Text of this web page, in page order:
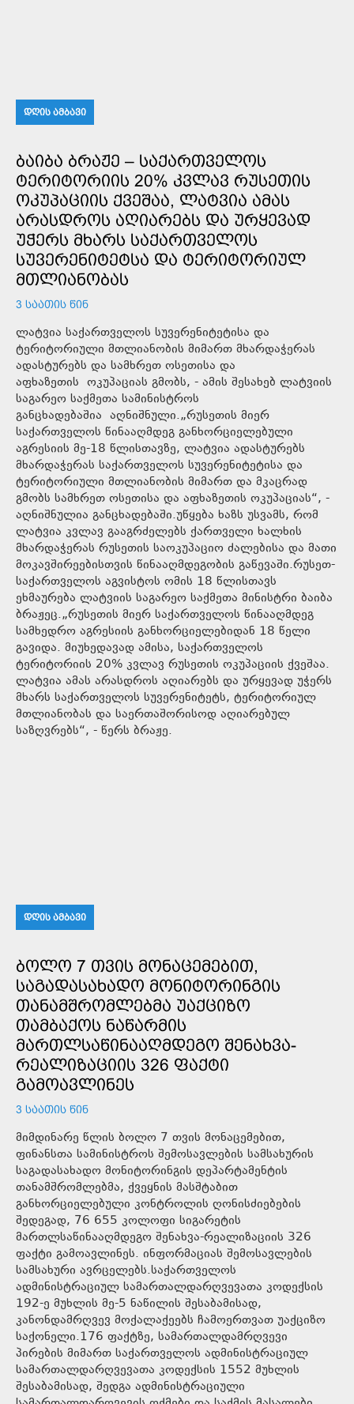
ᲓᲦᲘᲡ ᲐᲛᲑᲐᲕᲘ
ᲑᲐᲘᲑᲐ ᲑᲠᲐᲟᲔ – ᲡᲐᲥᲐᲠᲗᲕᲔᲚᲝᲡ
ᲢᲔᲠᲘᲢᲝᲠᲘᲘᲡ 20% ᲙᲕᲚᲐᲕ ᲠᲣᲡᲔᲗᲘᲡ
ᲝᲙᲣᲞᲐᲪᲘᲘᲡ ᲥᲕᲔᲨᲐᲐ, ᲚᲐᲢᲕᲘᲐ ᲐᲛᲐᲡ
ᲐᲠᲐᲡᲓᲠᲝᲡ ᲐᲦᲘᲐᲠᲔᲑᲡ ᲓᲐ ᲣᲠᲧᲔᲕᲐᲓ
ᲣᲭᲔᲠᲡ ᲛᲮᲐᲠᲡ ᲡᲐᲥᲐᲠᲗᲕᲔᲚᲝᲡ
ᲡᲣᲕᲔᲠᲔᲜᲘᲢᲔᲢᲡᲐ ᲓᲐ ᲢᲔᲠᲘᲢᲝᲠᲘᲣᲚ
ᲛᲗᲚᲘᲐᲜᲝᲑᲐᲡ
3 ᲡᲐᲐᲗᲘᲡ ᲬᲘᲜ
ლატვია საქართველოს სუვერენიტეტისა და
ტერიტორიული მთლიანობის მიმართ მხარდაჭერას
ადასტურებს და სამხრეთ ოსეთისა და
აფხაზეთის ოკუპაციას გმობს, - ამის შესახებ ლატვიის
საგარეო საქმეთა სამინისტროს
განცხადებაშია აღნიშნული.„რუსეთის მიერ
საქართველოს წინააღმდეგ განხორციელებული
აგრესიის მე-18 წლისთავზე, ლატვია ადასტურებს
მხარდაჭერას საქართველოს სუვერენიტეტისა და
ტერიტორიული მთლიანობის მიმართ და მკაცრად
გმობს სამხრეთ ოსეთისა და აფხაზეთის ოკუპაციას“, -
აღნიშნულია განცხადებაში.უწყება ხაზს უსვამს, რომ
ლატვია კვლავ გააგრძელებს ქართველი ხალხის
მხარდაჭერას რუსეთის საოკუპაციო ძალებისა და მათი
მოკავშირეებისთვის წინააღმდეგობის გაწევაში.რუსეთ-
საქართველოს აგვისტოს ომის 18 წლისთავს
ეხმაურება ლატვიის საგარეო საქმეთა მინისტრი ბაიბა
ბრაჟეც.„რუსეთის მიერ საქართველოს წინააღმდეგ
სამხედრო აგრესიის განხორციელებიდან 18 წელი
გავიდა. მიუხედავად ამისა, საქართველოს
ტერიტორიის 20% კვლავ რუსეთის ოკუპაციის ქვეშაა.
ლატვია ამას არასდროს აღიარებს და ურყევად უჭერს
მხარს საქართველოს სუვერენიტეტს, ტერიტორიულ
მთლიანობას და საერთაშორისოდ აღიარებულ
საზღვრებს“, - წერს ბრაჟე.
ᲓᲦᲘᲡ ᲐᲛᲑᲐᲕᲘ
ᲑᲝᲚᲝ 7 ᲗᲕᲘᲡ ᲛᲝᲜᲐᲪᲔᲛᲔᲑᲘᲗ,
ᲡᲐᲒᲐᲓᲐᲡᲐᲮᲐᲓᲝ ᲛᲝᲜᲘᲢᲝᲠᲘᲜᲒᲘᲡ
ᲗᲐᲜᲐᲛᲨᲠᲝᲛᲚᲔᲑᲛᲐ ᲣᲐᲥᲪᲘᲖᲝ
ᲗᲐᲛᲑᲐᲥᲝᲡ ᲜᲐᲬᲐᲠᲛᲘᲡ
ᲛᲐᲠᲗᲚᲡᲐᲬᲘᲜᲐᲐᲦᲛᲓᲔᲒᲝ ᲨᲔᲜᲐᲮᲕᲐ-
ᲠᲔᲐᲚᲘᲖᲐᲪᲘᲘᲡ 326 ᲤᲐᲥᲢᲘ
ᲒᲐᲛᲝᲐᲕᲚᲘᲜᲔᲡ
3 ᲡᲐᲐᲗᲘᲡ ᲬᲘᲜ
მიმდინარე წლის ბოლო 7 თვის მონაცემებით,
ფინანსთა სამინისტროს შემოსავლების სამსახურის
საგადასახადო მონიტორინგის დეპარტამენტის
თანამშრომლებმა, ქვეყნის მასშტაბით
განხორციელებული კონტროლის ღონისძიებების
შედეგად, 76 655 კოლოფი სიგარეტის
მართლსაწინააღმდეგო შენახვა-რეალიზაციის 326
ფაქტი გამოავლინეს. ინფორმაციას შემოსავლების
სამსახური ავრცელებს.საქართველოს
ადმინისტრაციულ სამართალდარღვევათა კოდექსის
192-ე მუხლის მე-5 ნაწილის შესაბამისად,
კანონდამრღვევ მოქალაქეებს ჩამოერთვათ უაქციზო
საქონელი.176 ფაქტზე, სამართალდამრღვევი
პირების მიმართ საქართველოს ადმინისტრაციულ
სამართალდარღვევათა კოდექსის 1552 მუხლის
შესაბამისად, შედგა ადმინისტრაციული